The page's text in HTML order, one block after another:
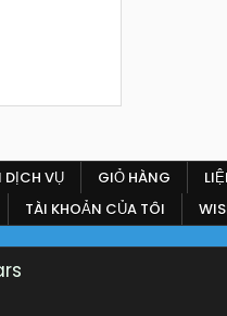
DỊCH VỤ GIỎ HÀNG
TÀI KHOẢN CỦA TÔI